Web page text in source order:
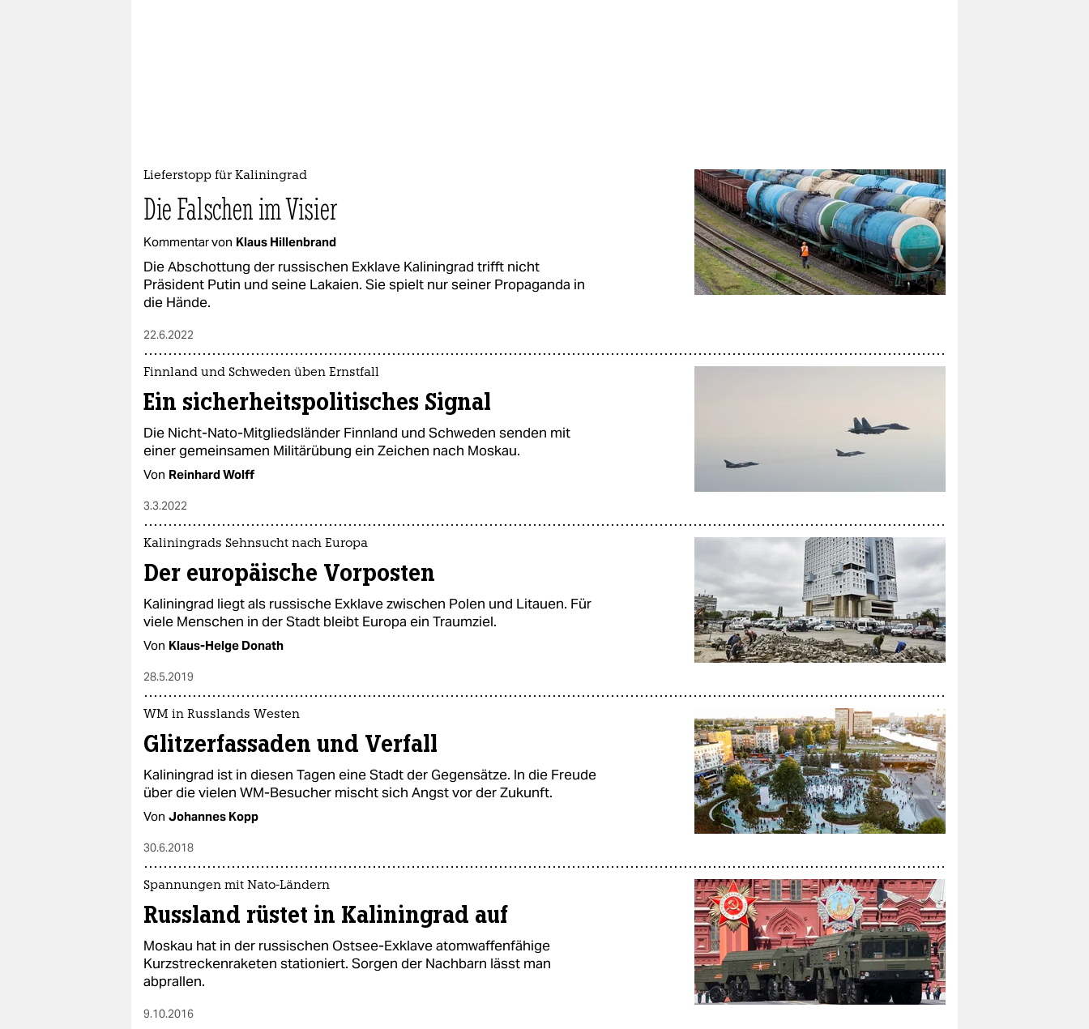
Lieferstopp für Kaliningrad
Die Falschen im Visier
Kommentar von Klaus Hillenbrand
Die Abschottung der russischen Exklave Kaliningrad trifft nicht
Präsident Putin und seine Lakaien. Sie spielt nur seiner Propaganda in
die Hände.
22.6.2022
Finnland und Schweden üben Ernstfall
Ein sicherheitspolitisches Signal
Die Nicht-Nato-Mitgliedsländer Finnland und Schweden senden mit
einer gemeinsamen Militärübung ein Zeichen nach Moskau.
Von Reinhard Wolff
3.3.2022
Kaliningrads Sehnsucht nach Europa
Der europäische Vorposten
Kaliningrad liegt als russische Exklave zwischen Polen und Litauen. Für
viele Menschen in der Stadt bleibt Europa ein Traumziel.
Von Klaus-Helge Donath
28.5.2019
WM in Russlands Westen
Glitzerfassaden und Verfall
Kaliningrad ist in diesen Tagen eine Stadt der Gegensätze. In die Freude
über die vielen WM-Besucher mischt sich Angst vor der Zukunft.
Von Johannes Kopp
30.6.2018
Spannungen mit Nato-Ländern
Russland rüstet in Kaliningrad auf
Moskau hat in der russischen Ostsee-Exklave atomwaffenfähige
Kurzstreckenraketen stationiert. Sorgen der Nachbarn lässt man
abprallen.
9.10.2016